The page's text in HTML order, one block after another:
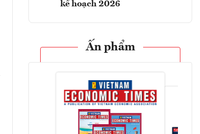
kế hoạch 2026
Ấn phẩm